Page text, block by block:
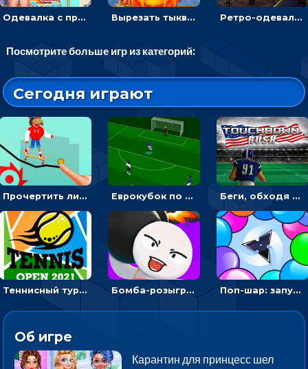
Одевалка с принцессами на пляже Вырезать тыкву и одевать Харли Квинн - одевалка с карвингом Ретро-одевалка: Принцессы преображаются в стиле фанк
Посмотрите больше игр из категорий:
Сегодня играют
Прочертить линию, чтобы проехать на скейте, через преграды к финишу - для мальчиков Еврокубок по футболу 2021 в 3D: пасуй мяч и бей по воротам соперника Беги, обходя соперников и собирай бонусы - американский футбол
Теннисный турнир: подавать или отбивать шарик ракеткой Бомба-розыгрыш: передавай и беги – 3D гиперказуалка Поп-шар: запускать колючку, чтобы лопать воздушные шарики
Об игре
Карантин для принцесс шел